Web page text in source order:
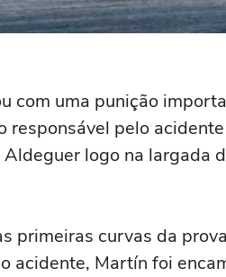
com uma punição
pelo
Aldeguer logo na largada
primeiras curvas da
acidente, Martín foi